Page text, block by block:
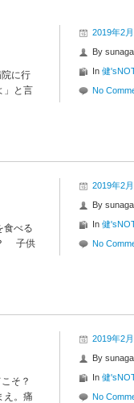
に行
」と言
2019年2
By
In 健
No
食べる
？ 子供
2019年2
By
In 健
No
そ？
え。痛
2019年2
By
In 健
No